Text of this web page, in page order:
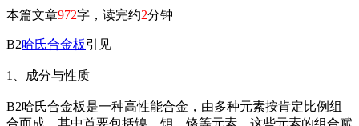
本篇文章972字，读完约2分钟
B2哈氏合金板引见
1、成分与性质
B2哈氏合金板是一种高性能合金，由多种元素按肯定比例组
合而成，其中首要包括镍、钼、铬等元素。这些元素的组合赋